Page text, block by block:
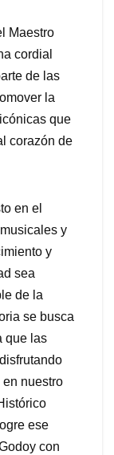
Maestro
cordial
de las
la
que
corazón de
en el
y
y
sea
de la
se busca
que las
nuestro
ese
con